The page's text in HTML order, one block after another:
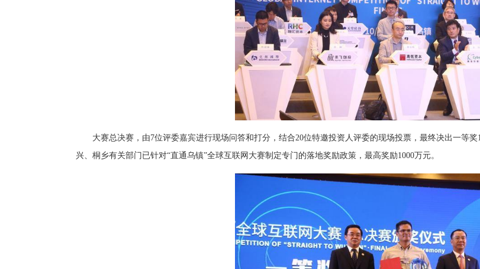
大赛总决赛，由7位评委嘉宾进行现场问答和打分，结合20位特邀投资人评委的现场投票，最终决出一等奖
兴、桐乡有关部门已针对“直通乌镇”全球互联网大赛制定专门的落地奖励政策，最高奖励1000万元。